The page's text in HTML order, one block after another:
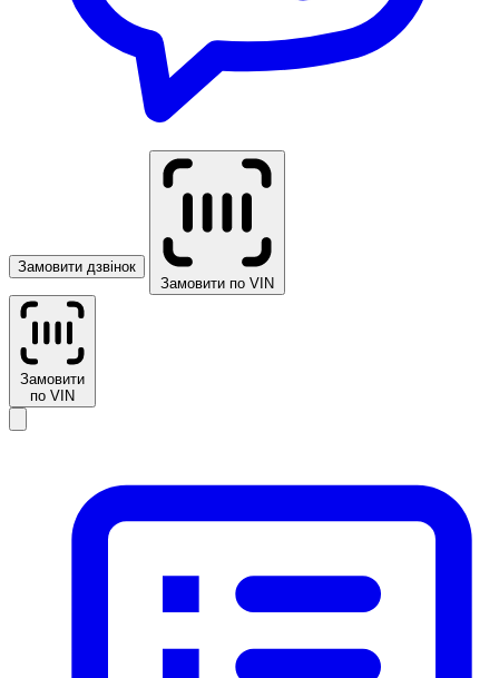
Замовити дзвінок
Замовити по VIN
Замовити
по VIN